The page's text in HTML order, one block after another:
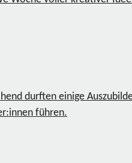
durften einige
führen.